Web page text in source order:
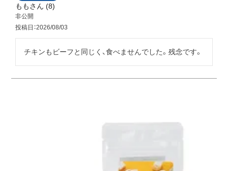
もも 8
非公開
投稿日 2026/08/03
チキンもビーフと同じく、食べませんでした。残念です。